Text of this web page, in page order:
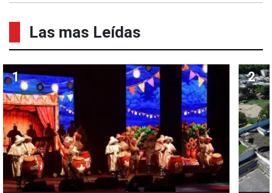
Las mas Leídas